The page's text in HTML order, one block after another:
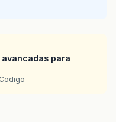
para